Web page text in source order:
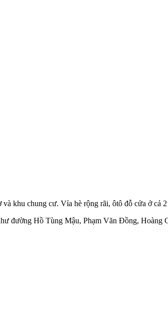
khu chung cư. Vỉa hè rộng rãi, ôtô đỗ cửa ở cả 2
đường Hồ Tùng Mậu, Phạm Văn Đồng, Hoàng